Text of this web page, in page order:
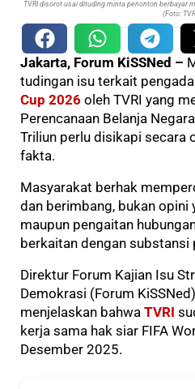
TVRI disorot usai dituding minta penonton berbayar
(Foto:
Jakarta, Forum KiSSNed –
tudingan isu terkait
Cup 2026 oleh TVRI yang
Perencanaan Belanja
Triliun perlu disikapi secara
fakta.
Masyarakat berhak
dan berimbang, bukan opini
maupun pengaitan
berkaitan dengan substansi
Direktur Forum Kajian Isu
Demokrasi (Forum
menjelaskan bahwa TVRI
kerja sama hak siar FIFA
Desember 2025.